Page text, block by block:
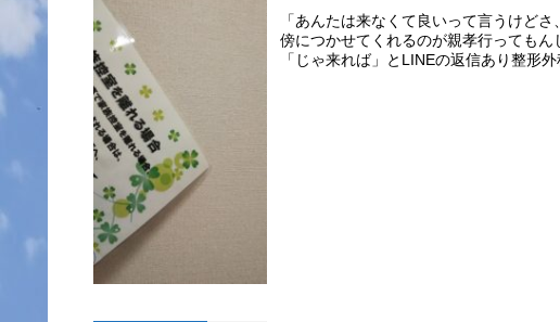
「あんたは来なくて良いって言うけど
傍につかせてくれるのが親孝行ってもん
「じゃ来れば」とLINEの返信あり整形